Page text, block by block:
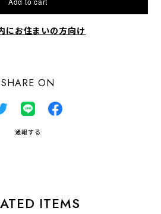
にお住まいの方向け
SHARE ON
通報する
ITEMS